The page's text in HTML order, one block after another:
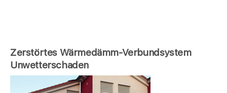
Zerstörtes Wärmedämm-Verbundsystem
Unwetterschaden